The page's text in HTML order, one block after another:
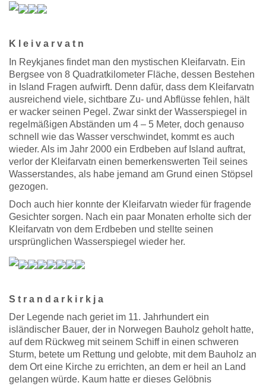
K l e i v a r v a t n
In Reykjanes findet man den mystischen Kleifarvatn. Ein
Bergsee von 8 Quadratkilometer Fläche, dessen Bestehen
in Island Fragen aufwirft. Denn dafür, dass dem Kleifarvatn
ausreichend viele, sichtbare Zu- und Abflüsse fehlen, hält
er wacker seinen Pegel. Zwar sinkt der Wasserspiegel in
regelmäßigen Abständen um 4 – 5 Meter, doch genauso
schnell wie das Wasser verschwindet, kommt es auch
wieder. Als im Jahr 2000 ein Erdbeben auf Island auftrat,
verlor der Kleifarvatn einen bemerkenswerten Teil seines
Wasserstandes, als habe jemand am Grund einen Stöpsel
gezogen.
Doch auch hier konnte der Kleifarvatn wieder für fragende
Gesichter sorgen. Nach ein paar Monaten erholte sich der
Kleifarvatn von dem Erdbeben und stellte seinen
ursprünglichen Wasserspiegel wieder her.
S t r a n d a r k i r k j a
Der Legende nach geriet im 11. Jahrhundert ein
isländischer Bauer, der in Norwegen Bauholz geholt hatte,
auf dem Rückweg mit seinem Schiff in einen schweren
Sturm, betete um Rettung und gelobte, mit dem Bauholz an
dem Ort eine Kirche zu errichten, an dem er heil an Land
gelangen würde. Kaum hatte er dieses Gelöbnis